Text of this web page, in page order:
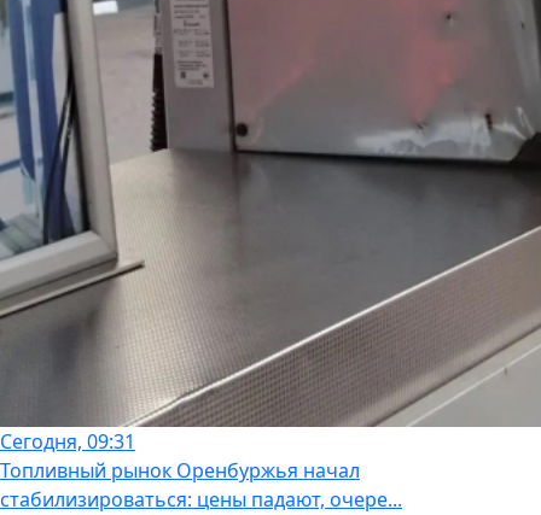
Сегодня, 09:31
Топливный рынок Оренбуржья начал
стабилизироваться: цены падают, очере...